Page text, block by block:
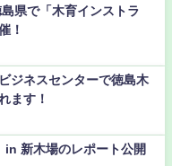
県で「木育インストラ
！
ジネスセンターで徳島木
ます！
in 新木場のレポート公開